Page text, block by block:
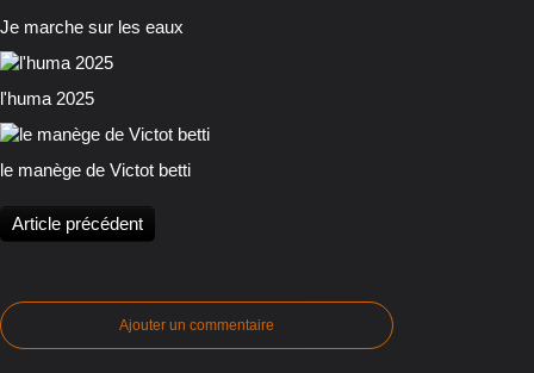
Je marche sur les eaux
l'huma 2025
le manège de Victot betti
Article précédent
Ajouter un commentaire